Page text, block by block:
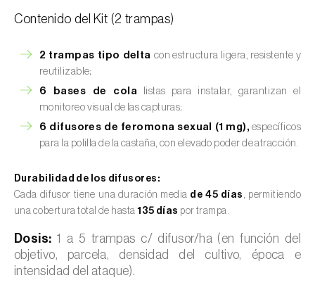
Contenido del Kit (2 trampas)
2 trampas tipo delta con estructura ligera, resistente y
reutilizable;
6 bases de cola listas para instalar, garantizan el
monitoreo visual de las capturas;
6 difusores de feromona sexual (1 mg), específicos
para la polilla de la castaña, con elevado poder de atracción.
Durabilidad de los difusores:
Cada difusor tiene una duración media de 45 días , permitiendo
una cobertura total de hasta135 días por trampa.
Dosis: 1 a 5 trampas c/ difusor/ha (en función del
objetivo, parcela, densidad del cultivo, época e
intensidad del ataque).